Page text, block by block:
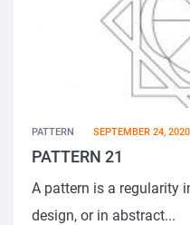
PATTERN SEPTEMBER 24,
PATTERN 21
A pattern is a regularity
design, or in abstract...